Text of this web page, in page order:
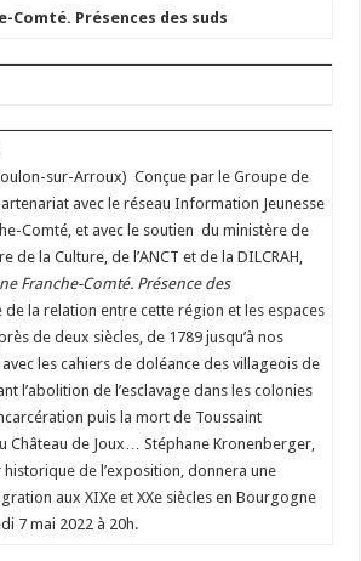
Comté. Présences des suds
sur-Arroux) Conçue par le Groupe de
avec le réseau Information Jeunesse
Comté, et avec le soutien du ministère de
de la Culture, de l’ANCT et de la DILCRAH,
Franche-Comté. Présence des
de la relation entre cette région et les espaces
de deux siècles, de 1789 jusqu’à nos
les cahiers de doléance des villageois de
l’abolition de l’esclavage dans les colonies
puis la mort de Toussaint
Château de Joux… Stéphane Kronenberger,
de l’exposition, donnera une
aux XIXe et XXe siècles en Bourgogne
7 mai 2022 à 20h.